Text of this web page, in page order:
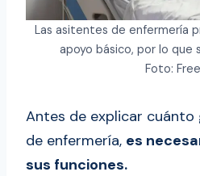
Las asitentes de enfermería
apoyo básico, por lo que
Foto:
Antes de explicar cuánto
de enfermería, es
sus funciones.